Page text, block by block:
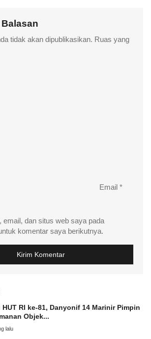
tidak akan dipublikasikan. Ruas yang
Email *
email, dan situs web saya pada
komentar saya berikutnya.
HUT RI ke-81, Danyonif 14 Marinir Pimpin
Objek...
lalu